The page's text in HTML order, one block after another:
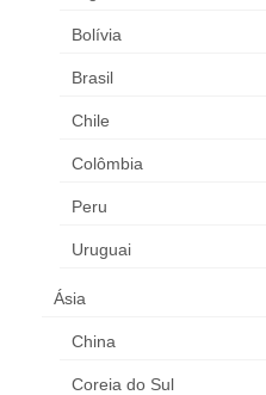
Bolívia
Brasil
Chile
Colômbia
Peru
Uruguai
Ásia
China
Coreia do Sul